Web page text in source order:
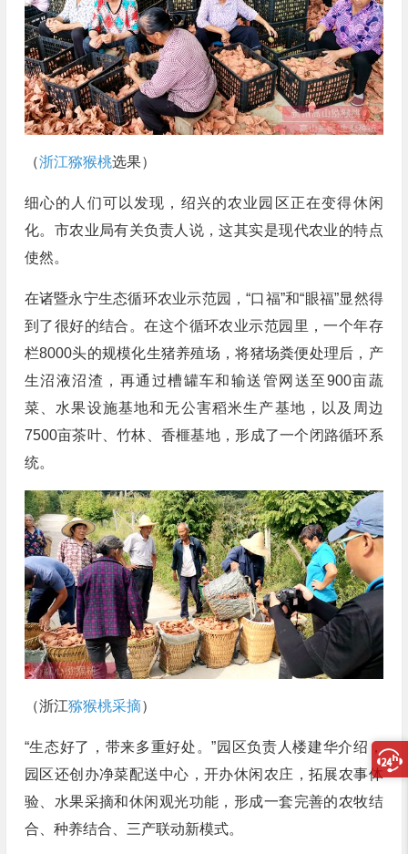
（浙江猕猴桃选果）
细心的人们可以发现，绍兴的农业园区正在变得休闲
化。市农业局有关负责人说，这其实是现代农业的特点
使然。
在诸暨永宁生态循环农业示范园，“口福”和“眼福”显然得
到了很好的结合。在这个循环农业示范园里，一个年存
栏8000头的规模化生猪养殖场，将猪场粪便处理后，产
生沼液沼渣，再通过槽罐车和输送管网送至900亩蔬
菜、水果设施基地和无公害稻米生产基地，以及周边
7500亩茶叶、竹林、香榧基地，形成了一个闭路循环系
统。
（浙江猕猴桃采摘）
“生态好了，带来多重好处。”园区负责人楼建华介绍，
园区还创办净菜配送中心，开办休闲农庄，拓展农事体
验、水果采摘和休闲观光功能，形成一套完善的农牧结
合、种养结合、三产联动新模式。